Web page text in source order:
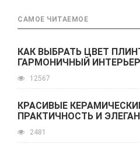
САМОЕ ЧИТАЕМОЕ
КАК ВЫБРАТЬ ЦВЕТ
ГАРМОНИЧНЫЙ ИНТЕРЬЕР
12567
КРАСИВЫЕ
ПРАКТИЧНОСТЬ И
2481